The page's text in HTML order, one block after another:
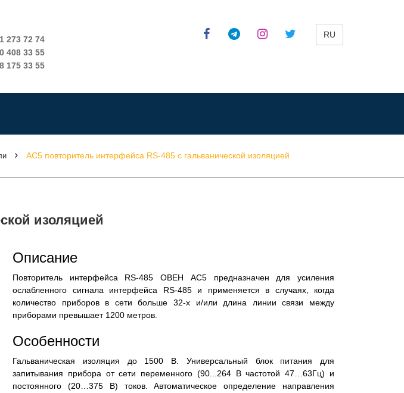
273 72 74
408 33 55
175 33 55
RU
АС5 повторитель интерфейса RS-485 c гальванической изоляцией
изоляцией
Описание
Повторитель интерфейса RS-485 ОВЕН АС5 предназначен для усиления
ослабленного сигнала интерфейса RS-485 и применяется в случаях, когда
количество приборов в сети больше 32-х и/или длина линии связи между
приборами превышает 1200 метров.
Особенности
Гальваническая изоляция до 1500 В. Универсальный блок питания для
запитывания прибора от сети переменного (90...264 В частотой 47…63Гц) и
постоянного (20…375 В) токов. Автоматическое определение направления